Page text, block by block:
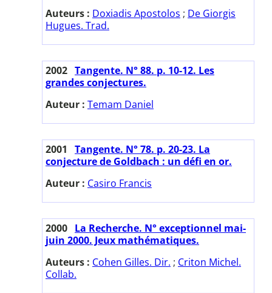
Auteurs : Doxiadis Apostolos ; De Giorgis
Hugues. Trad.
2002 Tangente. N° 88. p. 10-12. Les
grandes conjectures.
Auteur : Temam Daniel
2001
Tangente. N° 78. p. 20-23. La
conjecture de Goldbach : un défi en or.
Auteur : Casiro Francis
2000 La Recherche. N° exceptionnel mai-
juin 2000. Jeux mathématiques.
Auteurs : Cohen Gilles. Dir. ; Criton Michel.
Collab.